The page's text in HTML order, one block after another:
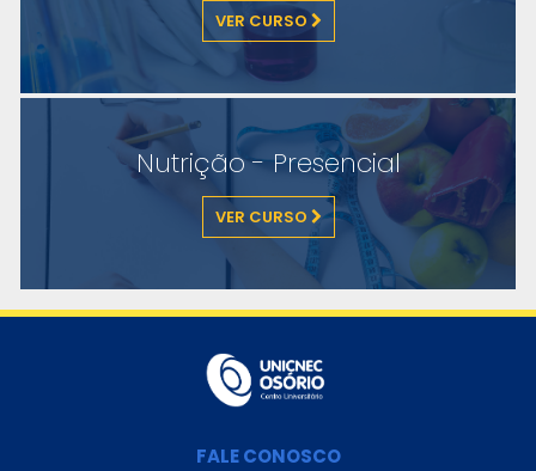
VER CURSO
Nutrição - Presencial
VER CURSO
FALE CONOSCO